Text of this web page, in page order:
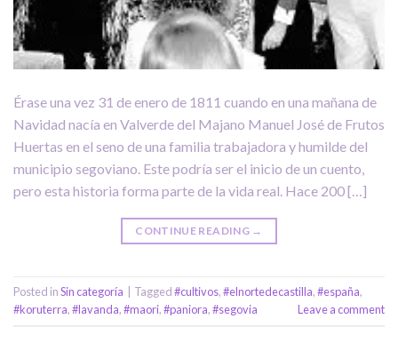
Érase una vez 31 de enero de 1811 cuando en una mañana de
Navidad nacía en Valverde del Majano Manuel José de Frutos
Huertas en el seno de una familia trabajadora y humilde del
municipio segoviano. Este podría ser el inicio de un cuento,
pero esta historia forma parte de la vida real. Hace 200 […]
CONTINUE READING →
Posted inSin categoría Tagged#cultivos,#elnortedecastilla,#españa,
#koruterra,#lavanda,#maori,#paniora,#segovia Leave a comment